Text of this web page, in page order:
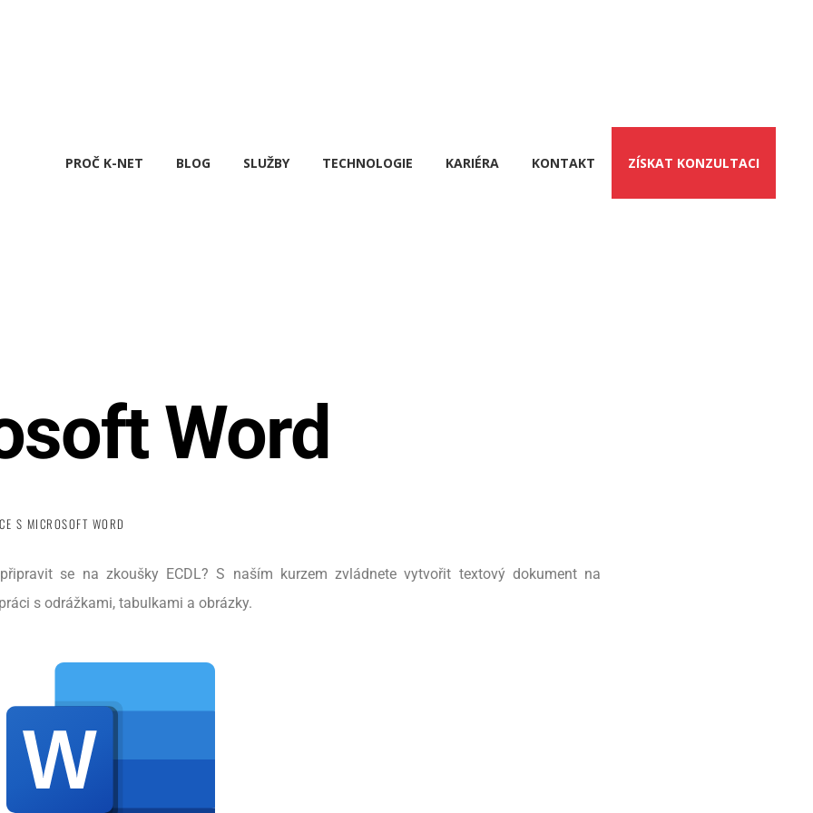
PROČ K-NET BLOG SLUŽBY TECHNOLOGIE KARIÉRA KONTAKT ZÍSKAT KONZULTACI
Word
S MICROSOFT WORD
se na zkoušky ECDL? S naším kurzem zvládnete vytvořit textový dokument na
s odrážkami, tabulkami a obrázky.